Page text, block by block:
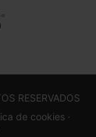
RESERVADOS
de cookies ·